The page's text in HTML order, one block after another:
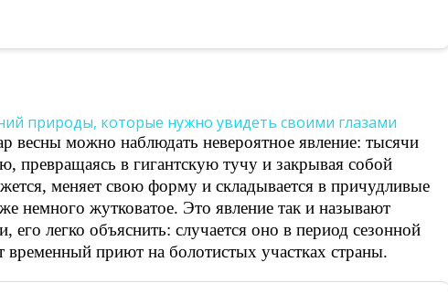
весны можно наблюдать невероятное явление: тысячи
превращаясь в гигантскую тучу и закрывая собой
меняет свою форму и складывается в причудливые
немного жутковатое. Это явление так и называют
его легко объяснить: случается оно в период сезонной
приют на болотистых участках страны.